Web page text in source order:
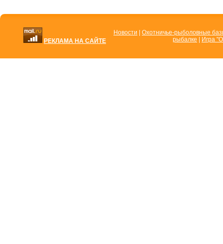
РЕКЛАМА НА САЙТЕ
Новости
Охотничье-рыболовные
рыбалке
Игра